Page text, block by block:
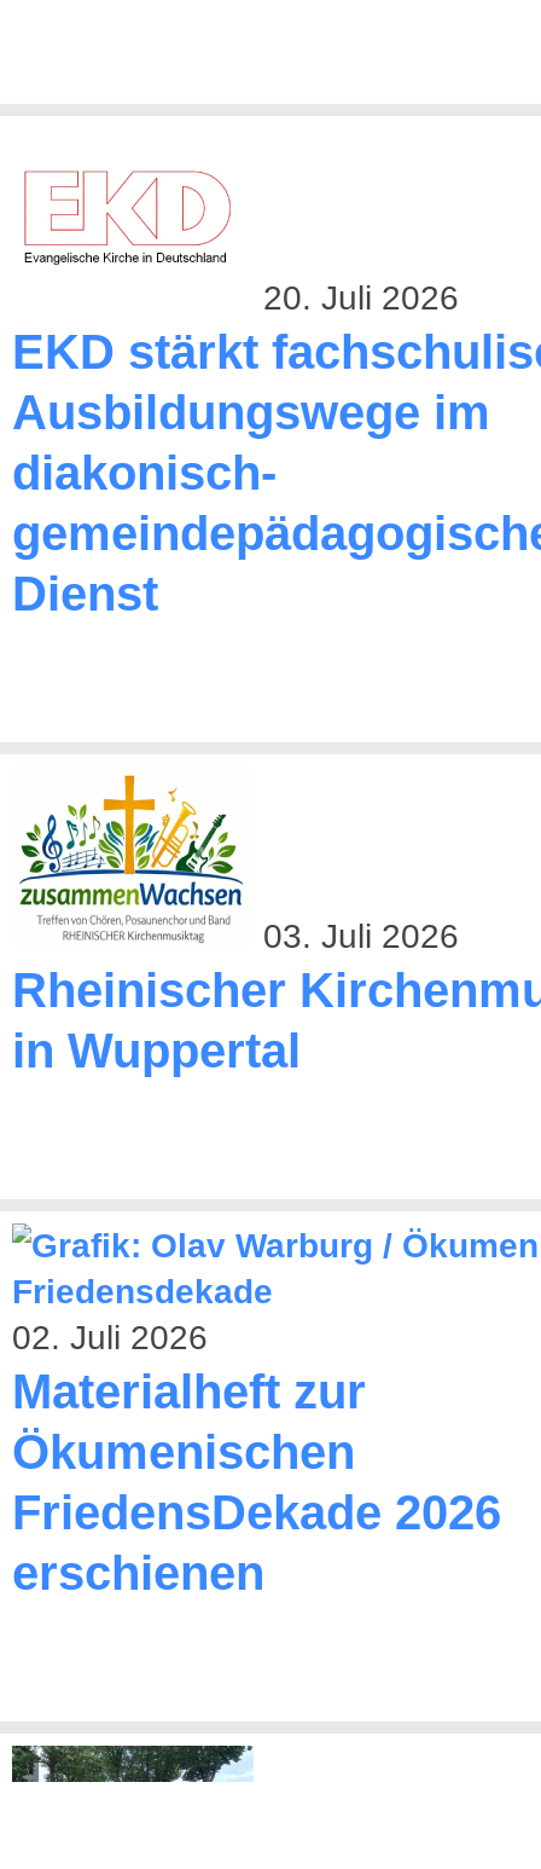
20. Juli 2026
EKD stärkt
Ausbildungswege im
diakonisch-
Dienst
03. Juli 2026
Rheinischer
in Wuppertal
02. Juli 2026
Materialheft zur
Ökumenischen
FriedensDekade 2026
erschienen